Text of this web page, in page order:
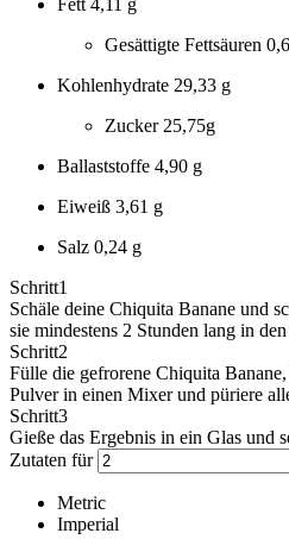
Gesättigte Fettsäuren
Kohlenhydrate 29,33 g
Zucker 25,75g
Ballaststoffe 4,90 g
Eiweiß 3,61 g
Salz 0,24 g
Schritt1
Schäle deine Chiquita Banane und
sie mindestens 2 Stunden lang in
Schritt2
Fülle die gefrorene Chiquita
Pulver in einen Mixer und püriere
Schritt3
Gieße das Ergebnis in ein Glas und
Zutaten für
Metric
Imperial